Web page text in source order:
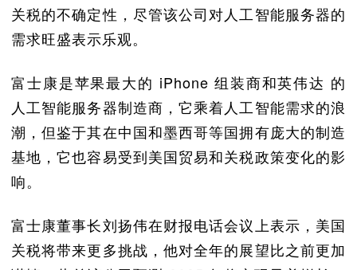
关税的不确定性，尽管该公司对人工智能服务器的
需求旺盛表示乐观。
富士康是苹果最大的 iPhone 组装商和英伟达 的
人工智能服务器制造商，它乘着人工智能需求的浪
潮，但鉴于其在中国和墨西哥等国拥有庞大的制造
基地，它也容易受到美国贸易和关税政策变化的影
响。
富士康董事长刘扬伟在财报电话会议上表示，美国
关税将带来更多挑战，他对全年的展望比之前更加